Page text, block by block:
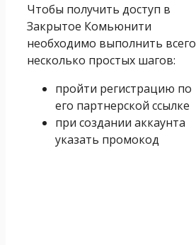
Чтобы получить доступ в
Закрытое Комьюнити
необходимо выполнить всего
несколько простых шагов:
пройти регистрацию по
его партнерской ссылке
при создании аккаунта
указать промокод